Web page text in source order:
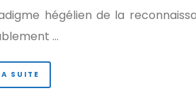
hégélien de la
…
SUITE